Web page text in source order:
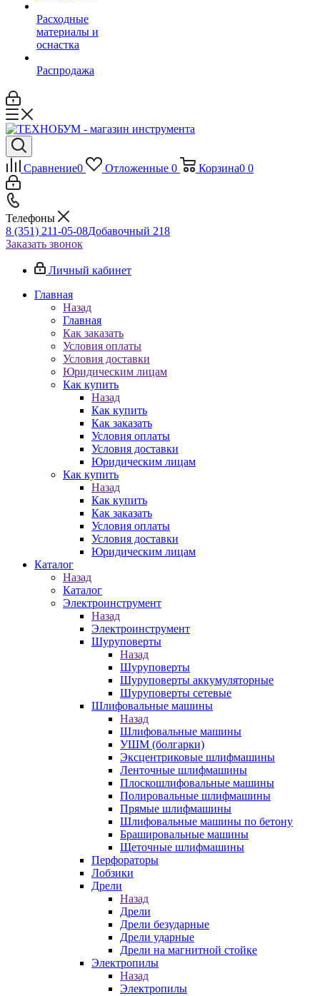
Расходные
материалы и
оснастка
Распродажа
Сравнение0 Отложенные 0 Корзина0 0
Телефоны
8 (351) 211-05-08Добавочный 218
Заказать звонок
Личный кабинет
Главная
Назад
Главная
Как заказать
Условия оплаты
Условия доставки
Юридическим лицам
Как купить
Назад
Как купить
Как заказать
Условия оплаты
Условия доставки
Юридическим лицам
Как купить
Назад
Как купить
Как заказать
Условия оплаты
Условия доставки
Юридическим лицам
Каталог
Назад
Каталог
Электроинструмент
Назад
Электроинструмент
Шуруповерты
Назад
Шуруповерты
Шуруповерты аккумуляторные
Шуруповерты сетевые
Шлифовальные машины
Назад
Шлифовальные машины
УШМ (болгарки)
Эксцентриковые шлифмашины
Ленточные шлифмашины
Плоскошлифовальные машины
Полировальные шлифмашины
Прямые шлифмашины
Шлифовальные машины по бетону
Брашировальные машины
Щеточные шлифмашины
Перфораторы
Лобзики
Дрели
Назад
Дрели
Дрели безударные
Дрели ударные
Дрели на магнитной стойке
Электропилы
Назад
Электропилы